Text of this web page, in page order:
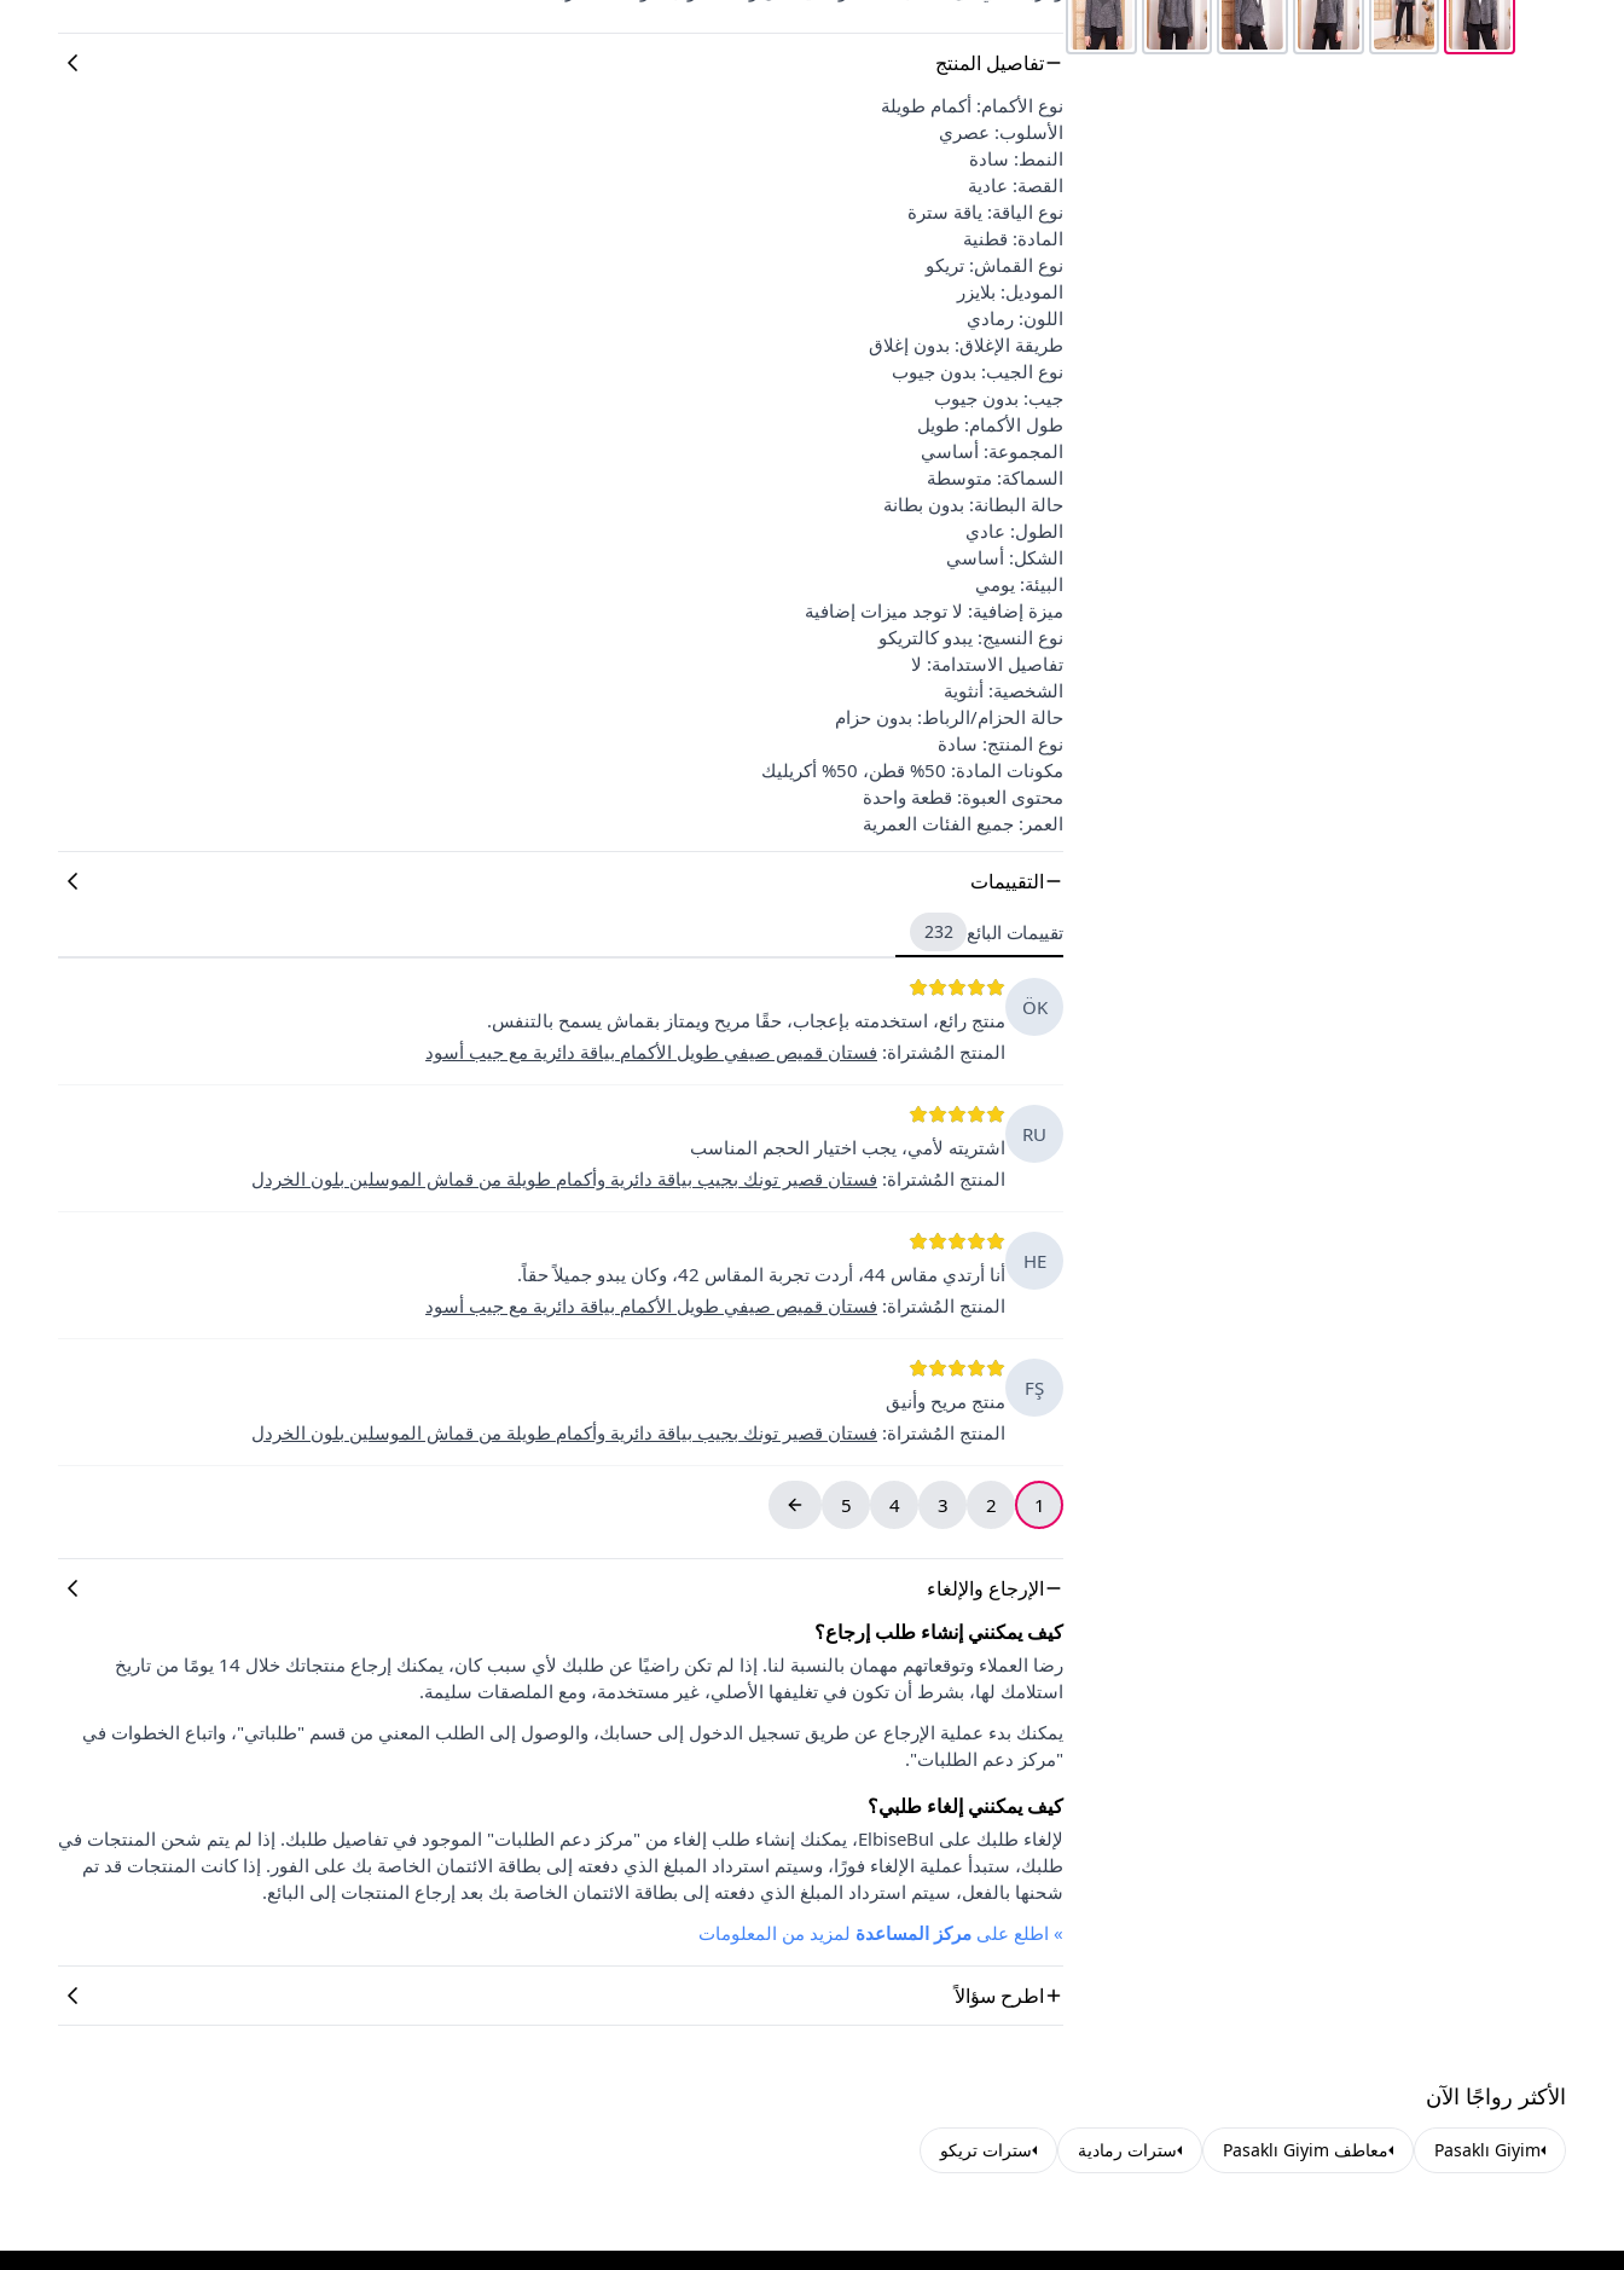
تفاصيل المنتج
نوع الأكمام: أكمام طويلة
الأسلوب: عصري
النمط: سادة
القصة: عادية
نوع الياقة: ياقة سترة
المادة: قطنية
نوع القماش: تريكو
الموديل: بلايزر
اللون: رمادي
طريقة الإغلاق: بدون إغلاق
نوع الجيب: بدون جيوب
جيب: بدون جيوب
طول الأكمام: طويل
المجموعة: أساسي
السماكة: متوسطة
حالة البطانة: بدون بطانة
الطول: عادي
الشكل: أساسي
البيئة: يومي
ميزة إضافية: لا توجد ميزات إضافية
نوع النسيج: يبدو كالتريكو
تفاصيل الاستدامة: لا
الشخصية: أنثوية
حالة الحزام/الرباط: بدون حزام
نوع المنتج: سادة
مكونات المادة: 50% قطن، 50% أكريليك
محتوى العبوة: قطعة واحدة
العمر: جميع الفئات العمرية
التقييمات
تقييمات البائع 232
ÖK
منتج رائع، استخدمته بإعجاب، حقًا مريح ويمتاز بقماش يسمح بالتنفس.
المنتج المُشتراة: فستان قميص صيفي طويل الأكمام بياقة دائرية مع جيب أسود
RU
اشتريته لأمي، يجب اختيار الحجم المناسب
المنتج المُشتراة: فستان قصير تونك بجيب بياقة دائرية وأكمام طويلة من قماش الموسلين بلون الخردل
HE
أنا أرتدي مقاس 44، أردت تجربة المقاس 42، وكان يبدو جميلاً حقاً.
المنتج المُشتراة: فستان قميص صيفي طويل الأكمام بياقة دائرية مع جيب أسود
FŞ
منتج مريح وأنيق
المنتج المُشتراة: فستان قصير تونك بجيب بياقة دائرية وأكمام طويلة من قماش الموسلين بلون الخردل
1
2
3
4
5
الإرجاع والإلغاء
كيف يمكنني إنشاء طلب إرجاع؟
رضا العملاء وتوقعاتهم مهمان بالنسبة لنا. إذا لم تكن راضيًا عن طلبك لأي سبب كان، يمكنك إرجاع منتجاتك خلال 14 يومًا من تاريخ
استلامك لها، بشرط أن تكون في تغليفها الأصلي، غير مستخدمة، ومع الملصقات سليمة.
يمكنك بدء عملية الإرجاع عن طريق تسجيل الدخول إلى حسابك، والوصول إلى الطلب المعني من قسم "طلباتي"، واتباع الخطوات في
"مركز دعم الطلبات".
كيف يمكنني إلغاء طلبي؟
لإلغاء طلبك على ElbiseBul، يمكنك إنشاء طلب إلغاء من "مركز دعم الطلبات" الموجود في تفاصيل طلبك. إذا لم يتم شحن المنتجات في
طلبك، ستبدأ عملية الإلغاء فورًا، وسيتم استرداد المبلغ الذي دفعته إلى بطاقة الائتمان الخاصة بك على الفور. إذا كانت المنتجات قد تم
شحنها بالفعل، سيتم استرداد المبلغ الذي دفعته إلى بطاقة الائتمان الخاصة بك بعد إرجاع المنتجات إلى البائع.
» اطلع على مركز المساعدة لمزيد من المعلومات
اطرح سؤالاً
الأكثر رواجًا الآن
Pasaklı Giyim معاطف Pasaklı Giyim سترات رمادية سترات تريكو